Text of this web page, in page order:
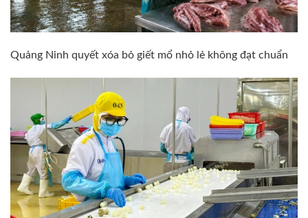
Quảng Ninh quyết xóa bỏ giết mổ nhỏ lẻ không đạt chuẩn